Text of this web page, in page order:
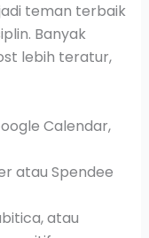
teman terbaik
Banyak
lebih teratur,
Calendar,
atau Spendee
atau